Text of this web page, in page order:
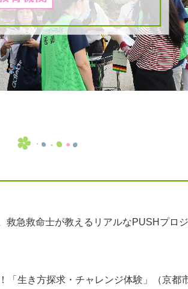
急救命士が教えるリアルなPUSHプロジ
「生き方探求・チャレンジ体験」（京都